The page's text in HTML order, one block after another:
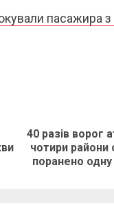
пасажира з
Previous
post:
Next
post:
40 разів ворог
чотири райони
поранено